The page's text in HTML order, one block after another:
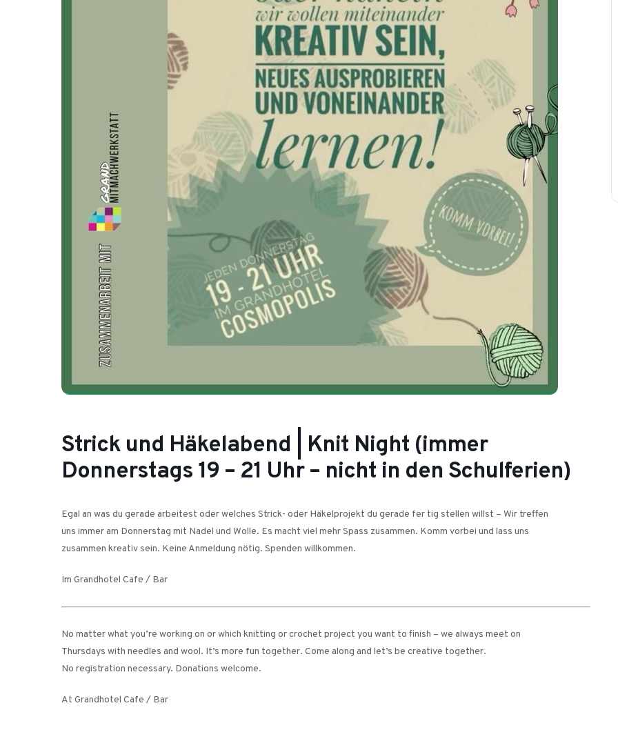
Strick und Häkelabend | Knit Night (immer
Donnerstags 19 – 21 Uhr – nicht in den Schulferien)
Egal an was du gerade arbeitest oder welches Strick- oder Häkelprojekt du gerade fer tig stellen willst – Wir treffen
uns immer am Donnerstag mit Nadel und Wolle. Es macht viel mehr Spass zusammen. Komm vorbei und lass uns
zusammen kreativ sein. Keine Anmeldung nötig. Spenden willkommen.
Im Grandhotel Cafe / Bar
No matter what you’re working on or which knitting or crochet project you want to finish – we always meet on
Thursdays with needles and wool. It’s more fun together. Come along and let’s be creative together.
No registration necessary. Donations welcome.
At Grandhotel Cafe / Bar